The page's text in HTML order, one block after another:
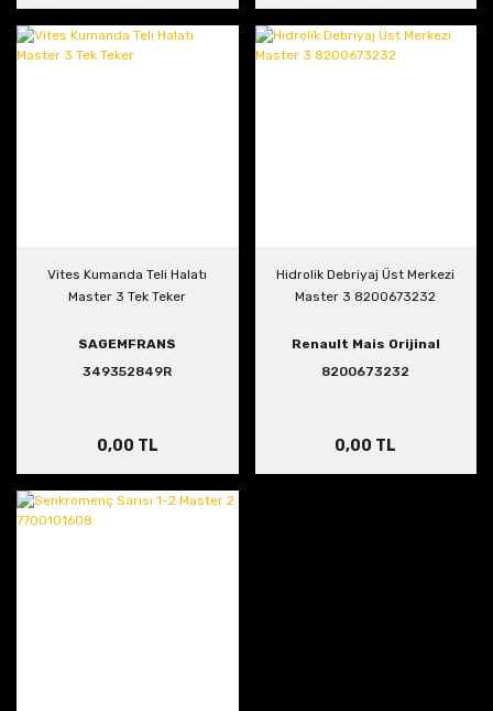
Vites Kumanda Teli Halatı
Master 3 Tek Teker
SAGEMFRANS
349352849R
0,00 TL
Hidrolik Debriyaj Üst Merkezi
Master 3 8200673232
Renault Mais Orijinal
8200673232
0,00 TL